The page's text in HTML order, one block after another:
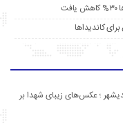
؛ عکس‌های زیبای شهدا بر